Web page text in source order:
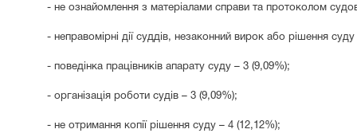
- не ознайомлення з матеріалами справи та протоколом
- неправомірні дії суддів, незаконний вирок або рішення
- поведінка працівників апарату суду – 3 (9,09%);
- організація роботи судів – 3 (9,09%);
- не отримання копії рішення суду – 4 (12,12%);